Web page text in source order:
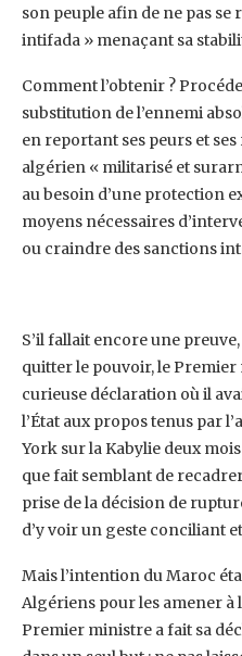
son peuple afin de ne pas
intifada » menaçant sa
Comment l’obtenir ?
substitution de l’ennemi
en reportant ses peurs et
algérien « militarisé et
au besoin d’une protection
moyens ‎nécessaires
ou craindre des sanctions
S’il fallait encore une
quitter le pouvoir, le
curieuse déclaration où il
l’État aux propos ‎tenus par
York sur la Kabylie deux
que fait semblant de
prise de la décision de
d’y voir un geste conciliant
Mais l’intention du Maroc
Algériens pour les amener à
Premier ministre a fait sa